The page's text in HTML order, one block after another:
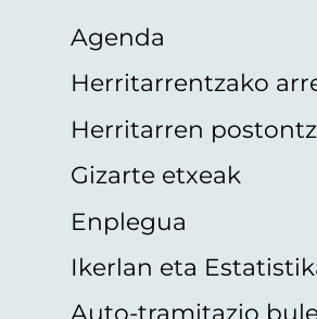
Agenda
Herritarrentzako
Herritarren
Gizarte etxeak
Enplegua
Ikerlan eta
Auto-tramitazio